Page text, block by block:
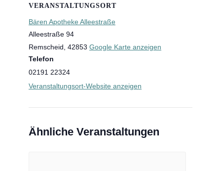
VERANSTALTUNGSORT
Bären Apotheke Alleestraße
Alleestraße 94
Remscheid, 42853 Google Karte anzeigen
Telefon
02191 22324
Veranstaltungsort-Website anzeigen
Ähnliche Veranstaltungen